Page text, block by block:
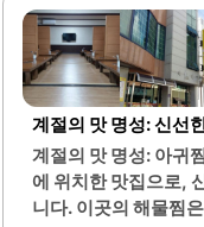
편안하게 머물 수 있
는 차분하고 조용하
적합합니다. 또한, 수
되어 있어, 방문객들
히, 수제 자몽차와 레
이 뛰어나며, 고객들
알맹이가 살아있고,
합니다. 이곳은 단호
계절에 따라 다양한
계절의 맛 명성: 신선
계절의 맛 명성: 아귀
에 위치한 맛집으로,
니다. 이곳의 해물찜